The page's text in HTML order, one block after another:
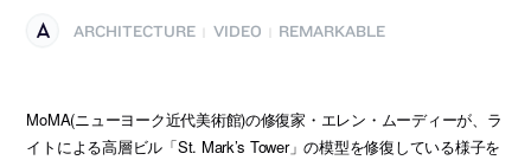
ARCHITECTURE VIDEO REMARKABLE
MoMA(ニューヨーク近代美術館)の修復家・エレン・ムーディーが、ラ
イトによる高層ビル「St. Mark’s Tower」の模型を修復している様子を